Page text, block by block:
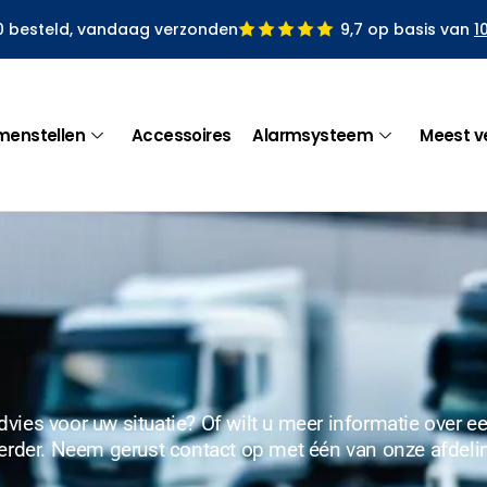
besteld, vandaag verzonden 9,7 op basis van
Accessoires Alarmsysteem Meest
voor uw situatie? Of wilt u meer informatie over
Neem gerust contact op met één van onze